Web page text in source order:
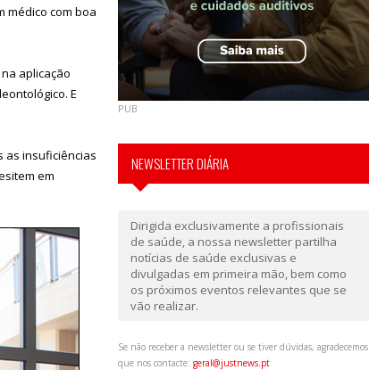
médico com boa
aplicação
E
as insuficiências
em
PUB
NEWSLETTER DIÁRIA
Dirigida exclusivamente a profissionais
de saúde, a nossa newsletter partilha
notícias de saúde exclusivas e
divulgadas em primeira mão, bem como
os próximos eventos relevantes que se
vão realizar.
Se não receber a newsletter ou se tiver dúvidas, agradecemos
que nos contacte: geral@justnews.pt